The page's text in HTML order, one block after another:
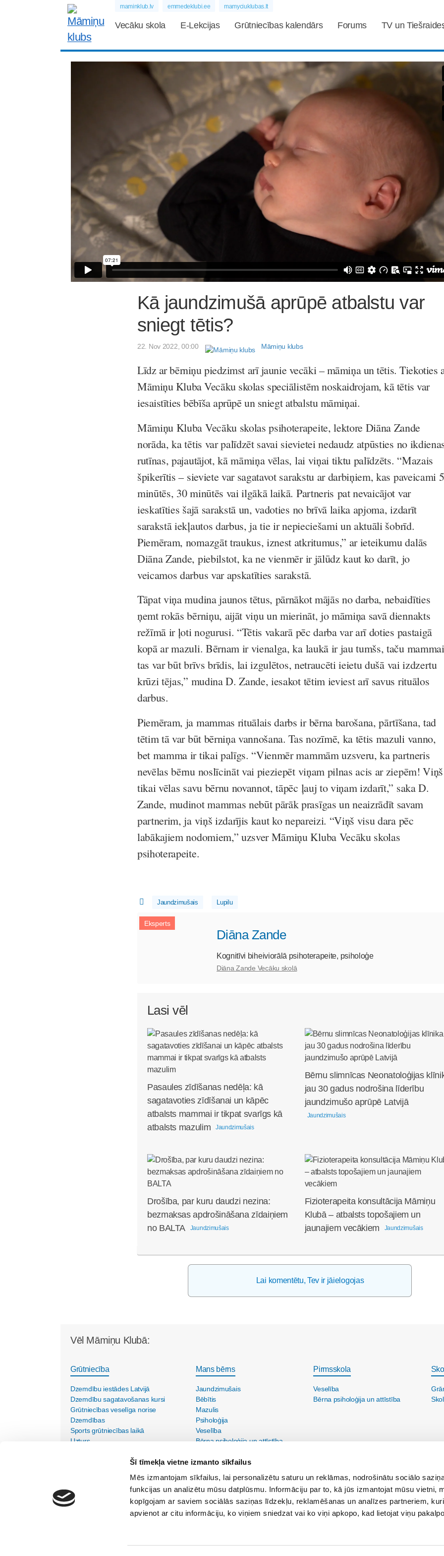
Šī tīmekļa vietne izmanto sīkfailus
Mēs izmantojam sīkfailus, lai personalizētu saturu un reklāmas, nodrošinātu sociālo
funkcijas un analizētu mūsu datplūsmu. Informāciju par to, kā jūs izmantojat mūsu vietni,
kopīgojam ar saviem sociālās saziņas līdzekļu, reklamēšanas un analīzes partneriem,
apvienot ar citu informāciju, ko viņiem sniedzat vai ko viņi apkopo, kad lietojat viņu
maminklub.lv emmedeklubi.ee mamyciuklubas.lt
Vecāku skola E-Lekcijas Grūtniecības kalendārs Forums TV un
Kā jaundzimušā aprūpē atbalstu var
sniegt tētis?
22. Nov 2022, 00:00 Māmiņu klubs
Līdz ar bērniņu piedzimst arī jaunie vecāki – māmiņa un tētis. Tiekoties
Māmiņu Kluba Vecāku skolas speciālistēm noskaidrojam, kā tētis var
iesaistīties bēbīša aprūpē un sniegt atbalstu māmiņai.
Māmiņu Kluba Vecāku skolas psihoterapeite, lektore Diāna Zande
norāda, ka tētis var palīdzēt savai sievietei nedaudz atpūsties no
rutīnas, pajautājot, kā māmiņa vēlas, lai viņai tiktu palīdzēts. “Mazais
špikerītis – sieviete var sagatavot sarakstu ar darbiņiem, kas paveicami 5
minūtēs, 30 minūtēs vai ilgākā laikā. Partneris pat nevaicājot var
ieskatīties šajā sarakstā un, vadoties no brīvā laika apjoma, izdarīt
sarakstā iekļautos darbus, ja tie ir nepieciešami un aktuāli šobrīd.
Piemēram, nomazgāt traukus, iznest atkritumus,” ar ieteikumu dalās
Diāna Zande, piebilstot, ka ne vienmēr ir jālūdz kaut ko darīt, jo
veicamos darbus var apskatīties sarakstā.
Tāpat viņa mudina jaunos tētus, pārnākot mājās no darba, nebaidīties
ņemt rokās bērniņu, aijāt viņu un mierināt, jo māmiņa savā diennakts
režīmā ir ļoti nogurusi. “Tētis vakarā pēc darba var arī doties pastaigā
kopā ar mazuli. Bērnam ir vienalga, ka laukā ir jau tumšs, taču mammai
tas var būt brīvs brīdis, lai izgulētos, netraucēti ieietu dušā vai izdzertu
krūzi tējas,” mudina D. Zande, iesakot tētim ieviest arī savus rituālos
darbus.
Piemēram, ja mammas rituālais darbs ir bērna barošana, pārtīšana, tad
tētim tā var būt bērniņa vannošana. Tas nozīmē, ka tētis mazuli vanno,
bet mamma ir tikai palīgs. “Vienmēr mammām uzsveru, ka partneris
nevēlas bērnu noslīcināt vai pieziepēt viņam pilnas acis ar ziepēm! Viņš
tikai vēlas savu bērnu novannot, tāpēc ļauj to viņam izdarīt,” saka D.
Zande, mudinot mammas nebūt pārāk prasīgas un neaizrādīt savam
partnerim, ja viņš izdarījis kaut ko nepareizi. “Viņš visu dara pēc
labākajiem nodomiem,” uzsver Māmiņu Kluba Vecāku skolas
psihoterapeite.
Jaundzimušais Lupilu
Eksperts
Diāna Zande
Kognitīvi biheiviorālā psihoterapeite, psiholoģe
Diāna Zande Vecāku skolā
Lasi vēl
Pasaules zīdīšanas nedēļa: kā
sagatavoties zīdīšanai un kāpēc
atbalsts mammai ir tikpat svarīgs kā
atbalsts mazulim
Jaundzimušais
Bērnu slimnīcas Neonatoloģijas
jau 30 gadus nodrošina līderību
jaundzimušo aprūpē Latvijā
Jaundzimušais
Drošība, par kuru daudzi nezina:
bezmaksas apdrošināšana zīdaiņiem
no BALTA
Jaundzimušais
Fizioterapeita konsultācija Māmiņu
Klubā – atbalsts topošajiem un
jaunajiem vecākiem
Jaundzimušais
Lai komentētu, Tev ir jāielogojas
Vēl Māmiņu Klubā:
Grūtniecība
Dzemdību iestādes Latvijā
Dzemdību sagatavošanas kursi
Grūtniecības veselīga norise
Dzemdības
Sports grūtniecības laikā
Uzturs
Mans bērns
Jaundzimušais
Bēbītis
Mazulis
Psiholoģija
Veselība
Bērna psiholoģija un attīstība
Pirmsskola
Veselība
Bērna psiholoģija un attīstība
SIA "Lietišķās kreativitātes grupa"